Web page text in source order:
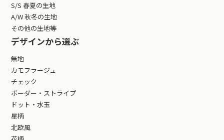
S/S 春夏の生地
A/W 秋冬の生地
その他の生地等
デザインから選ぶ
無地
カモフラージュ
チェック
ボーダー・ストライプ
ドット・水玉
星柄
北欧風